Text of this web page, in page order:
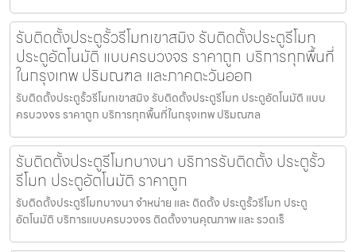
รับติดตั้งประตูรั้วรีโมทเขาสมิง รับติดตั้งประตูรีโมท
ประตูอัตโนมัติ แบบครบวงจร ราคาถูก บริการทุกพื้นที่
ในกรุงเทพ ปริมณฑล และภาคตะวันออก
รับติดตั้งประตูรั้วรีโมทเขาสมิง รับติดตั้งประตูรีโมท ประตูอัตโนมัติ แบบ
ครบวงจร ราคาถูก บริการทุกพื้นที่ในกรุงเทพ ปริมณฑล
รับติดตั้งประตูรีโมทบางนา บริการรับติดตั้ง ประตูรั้ว
รีโมท ประตูอัตโนมัติ ราคาถูก
รับติดตั้งประตูรีโมทบางนา จำหน่าย และ ติดตั้ง ประตูรั้วรีโมท ประตู
อัตโนมัติ บริการแบบครบวงจร ติดตั้งงานคุณภาพ และ รวดเร็